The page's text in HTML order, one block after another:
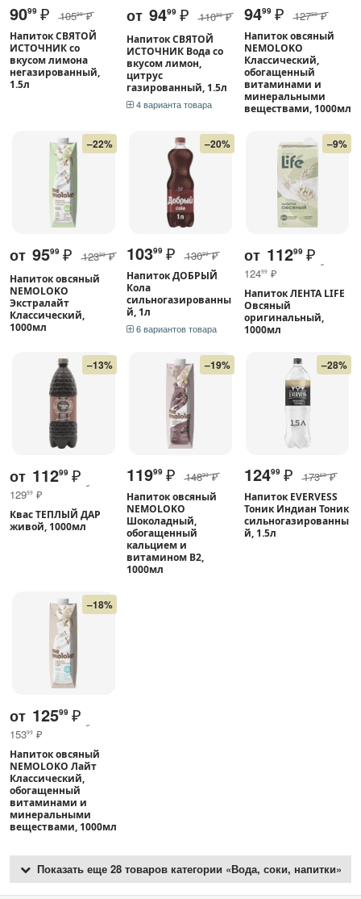
9099 ₽ 10599 ₽
Напиток СВЯТОЙ
ИСТОЧНИК со
вкусом лимона
негазированный,
1.5л
от 9499 ₽ 11099 ₽
Напиток СВЯТОЙ
ИСТОЧНИК Вода со
вкусом лимон,
цитрус
газированный, 1.5л
4 варианта товара
9499 ₽ 12799 ₽
Напиток овсяный
NEMOLOKO
Классический,
обогащенный
витаминами и
минеральными
веществами, 1000мл
–22%
от 9599 ₽ 12399 ₽
Напиток овсяный
NEMOLOKO
Экстралайт
Классический,
1000мл
–20%
10399 ₽ 13099 ₽
Напиток ДОБРЫЙ
Кола
сильногазированны
й, 1л
6 вариантов товара
–9%
от 11299 ₽
12499 ₽
Напиток ЛЕНТА LIFE
Овсяный
оригинальный,
1000мл
–13%
от 11299 ₽
12999 ₽
Квас ТЕПЛЫЙ ДАР
живой, 1000мл
–19%
11999 ₽ 14899 ₽
Напиток овсяный
NEMOLOKO
Шоколадный,
обогащенный
кальцием и
витамином В2,
1000мл
–28%
12499 ₽ 17369 ₽
Напиток EVERVESS
Тоник Индиан Тоник
сильногазированны
й, 1.5л
–18%
от 12599 ₽
15399 ₽
Напиток овсяный
NEMOLOKO Лайт
Классический,
обогащенный
витаминами и
минеральными
веществами, 1000мл
Показать еще 28 товаров категории «Вода, соки, напитки»